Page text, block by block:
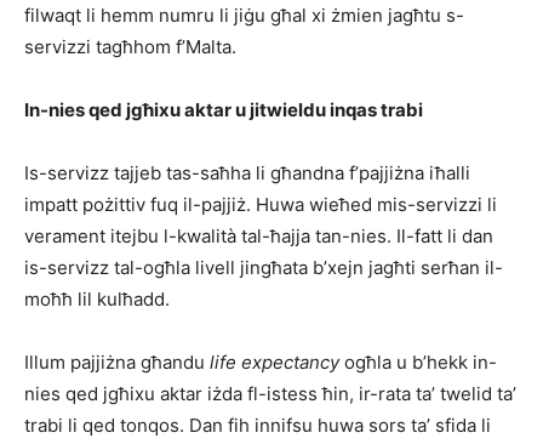
filwaqt li hemm numru li jiġu għal xi żmien jagħtu s-
servizzi tagħhom f’Malta.
In-nies qed jgħixu aktar u jitwieldu inqas trabi
Is-servizz tajjeb tas-saħha li għandna f’pajjiżna iħalli
impatt pożittiv fuq il-pajjiż. Huwa wieħed mis-servizzi li
verament itejbu l-kwalità tal-ħajja tan-nies. Il-fatt li dan
is-servizz tal-ogħla livell jingħata b’xejn jagħti serħan il-
moħħ lil kulħadd.
Illum pajjiżna għandu life expectancyogħla u b’hekk in-
nies qed jgħixu aktar iżda fl-istess ħin, ir-rata ta’ twelid ta’
trabi li qed tonqos. Dan fih innifsu huwa sors ta’ sfida li